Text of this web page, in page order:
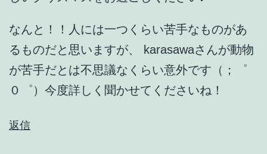
なんと！！人には一つくらい苦手なものがあ
るものだと思いますが、 karasawaさんが動物
が苦手だとは不思議なくらい意外です（；゜
０゜）今度詳しく聞かせてくださいね！
返信